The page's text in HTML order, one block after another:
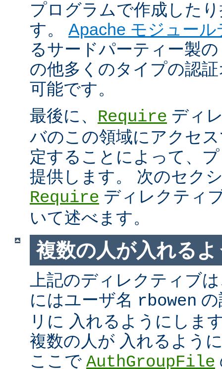
プログラムで作成した
す。 Apache モジュー
るサードパーティー製
の他多くのタイプの認
可能です。
最後に、 Require ディ
バのこの領域にアクセ
定することによって、
提供します。 次のセク
Require ディレクティ
いて述べます。
複数の人が入れる
上記のディレクティブ
にはユーザ名 rbowen
リに 入れるようにしま
複数の人が 入れるよう
ここで AuthGroupFile